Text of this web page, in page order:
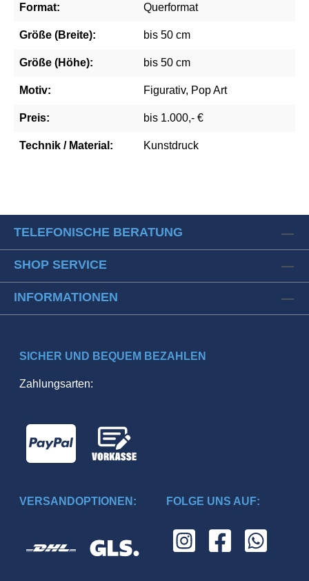
Format: Querformat
Größe (Breite): bis 50 cm
Größe (Höhe): bis 50 cm
Motiv: Figurativ, Pop Art
Preis: bis 1.000,- €
Technik / Material: Kunstdruck
TELEFONISCHE BERATUNG
SHOP SERVICE
INFORMATIONEN
SICHER UND BEQUEM BEZAHLEN
Zahlungsarten:
VERSANDOPTIONEN: FOLGE UNS AUF: